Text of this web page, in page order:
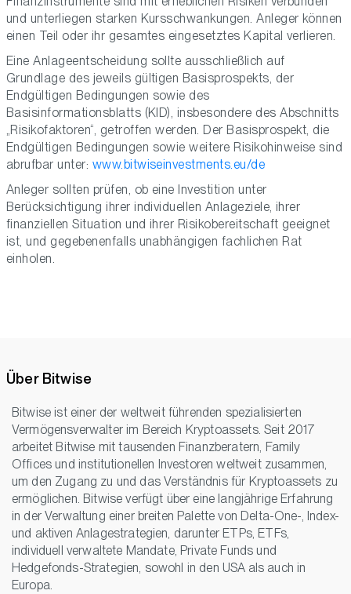
und unterliegen starken Kursschwankungen. Anleger können
einen Teil oder ihr gesamtes eingesetztes Kapital verlieren.
Eine Anlageentscheidung sollte ausschließlich auf
Grundlage des jeweils gültigen Basisprospekts, der
Endgültigen Bedingungen sowie des
Basisinformationsblatts (KID), insbesondere des Abschnitts
„Risikofaktoren“, getroffen werden. Der Basisprospekt, die
Endgültigen Bedingungen sowie weitere Risikohinweise sind
abrufbar unter: www.bitwiseinvestments.eu/de
Anleger sollten prüfen, ob eine Investition unter
Berücksichtigung ihrer individuellen Anlageziele, ihrer
finanziellen Situation und ihrer Risikobereitschaft geeignet
ist, und gegebenenfalls unabhängigen fachlichen Rat
einholen.
Über Bitwise
Bitwise ist einer der weltweit führenden spezialisierten
Vermögensverwalter im Bereich Kryptoassets. Seit 2017
arbeitet Bitwise mit tausenden Finanzberatern, Family
Offices und institutionellen Investoren weltweit zusammen,
um den Zugang zu und das Verständnis für Kryptoassets zu
ermöglichen. Bitwise verfügt über eine langjährige Erfahrung
in der Verwaltung einer breiten Palette von Delta-One-, Index-
und aktiven Anlagestrategien, darunter ETPs, ETFs,
individuell verwaltete Mandate, Private Funds und
Hedgefonds-Strategien, sowohl in den USA als auch in
Europa.